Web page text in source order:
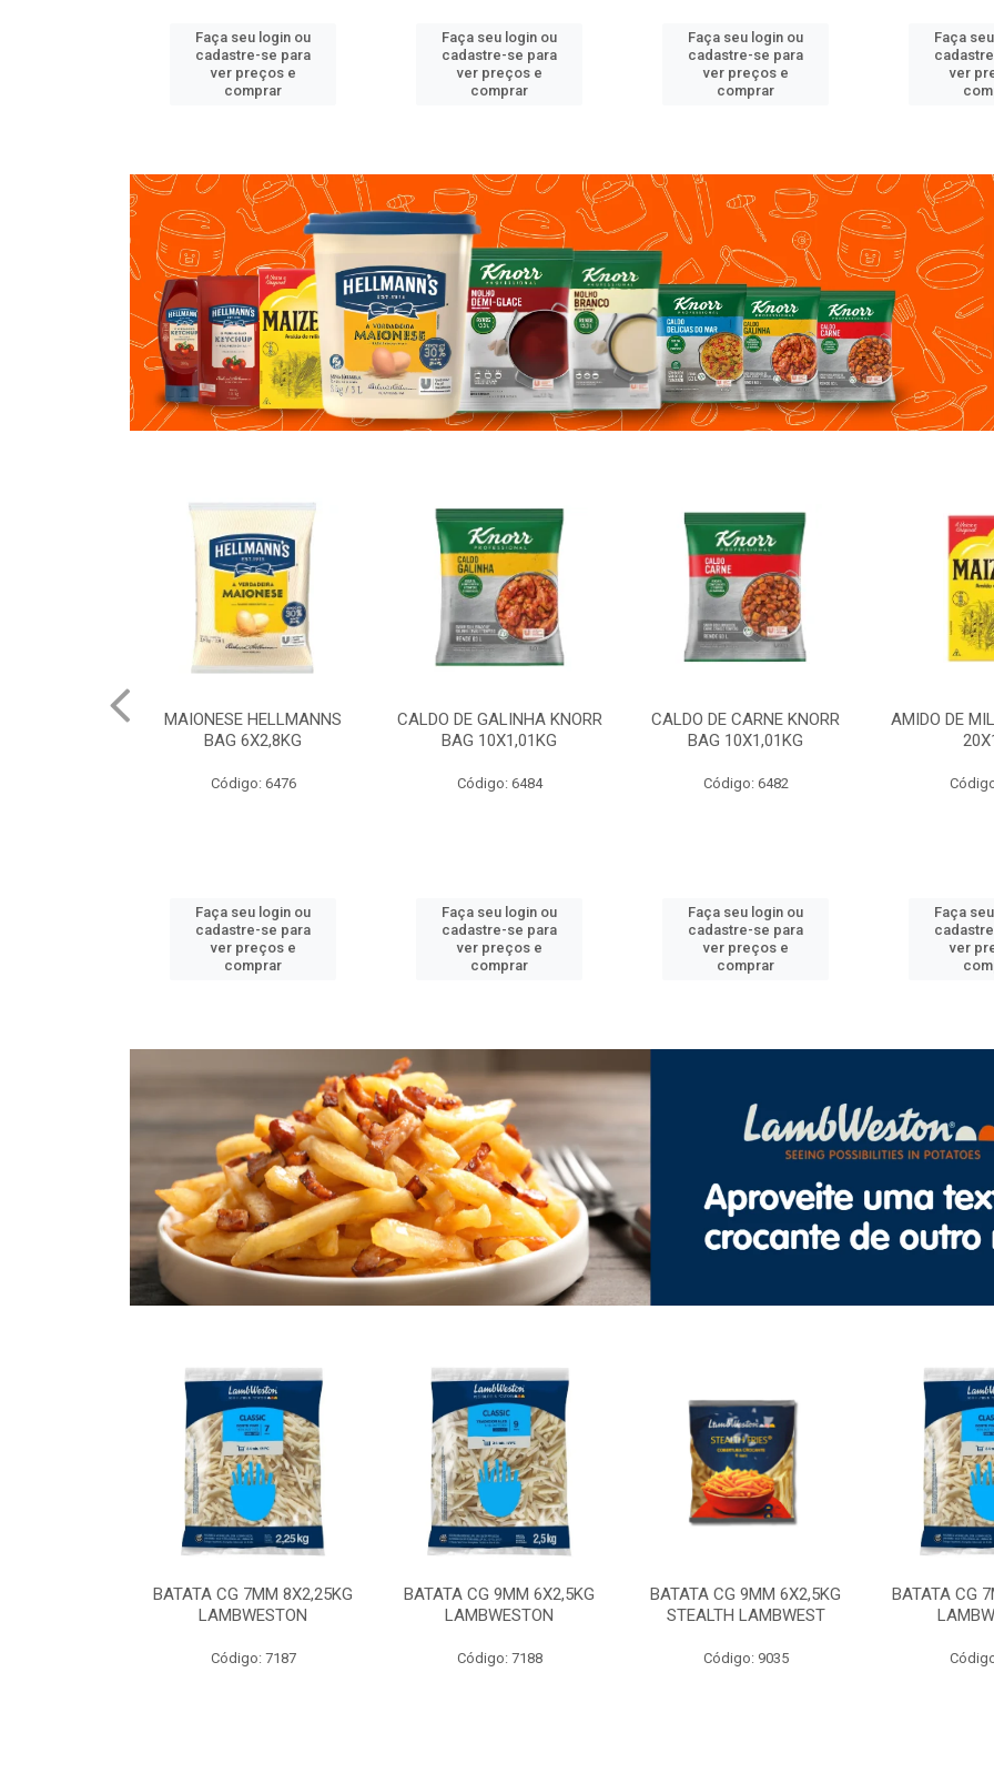
Faça seu login ou
cadastre-se para
ver preços e
comprar
Faça seu login ou
cadastre-se para
ver preços e
comprar
Faça seu login ou
cadastre-se para
ver preços e
comprar
Faça
ver
CALDO DE GALINHA KNORR
BAG 10X1,01KG
Código: 6484
Faça seu login ou
cadastre-se para
ver preços e
comprar
CALDO DE CARNE KNORR
BAG 10X1,01KG
Código: 6482
Faça seu login ou
cadastre-se para
ver preços e
comprar
AMIDO DE MILHO MAIZENA
20X1KG
Código: 6492
Faça seu login ou
cadastre-se para
ver preços e
comprar
CALDO DE
BAG
Faça
ver
BATATA CG 7MM 8X2,25KG
LAMBWESTON
Código: 7187
BATATA CG 9MM 6X2,5KG
LAMBWESTON
Código: 7188
BATATA CG 9MM 6X2,5KG
STEALTH LAMBWEST
Código: 9035
BATATA CG